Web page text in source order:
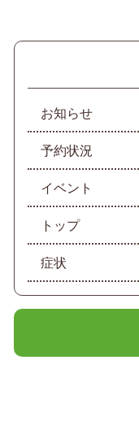
お知らせ
予約状況
イベント
トップ
症状